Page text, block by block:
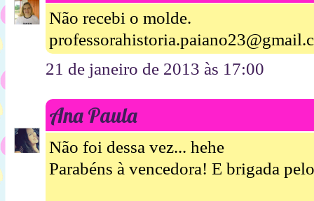
Não recebi o molde.
21 de janeiro de 2013 às 17:00
Ana Paula
Não foi dessa vez... hehe
Parabéns à vencedora! E brigada